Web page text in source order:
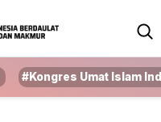
#Kongres Umat Islam